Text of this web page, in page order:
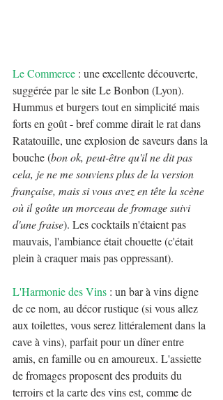
Le Commerce : une excellente découverte,
suggérée par le site Le Bonbon (Lyon).
Hummus et burgers tout en simplicité mais
forts en goût - bref comme dirait le rat dans
Ratatouille, une explosion de saveurs dans la
bouche (bon ok, peut-être qu'il ne dit pas
cela, je ne me souviens plus de la version
française, mais si vous avez en tête la scène
où il goûte un morceau de fromage suivi
d'une fraise). Les cocktails n'étaient pas
mauvais, l'ambiance était chouette (c'était
plein à craquer mais pas oppressant).
L'Harmonie des Vins : un bar à vins digne
de ce nom, au décor rustique (si vous allez
aux toilettes, vous serez littéralement dans la
cave à vins), parfait pour un dîner entre
amis, en famille ou en amoureux. L'assiette
de fromages proposent des produits du
terroirs et la carte des vins est, comme de